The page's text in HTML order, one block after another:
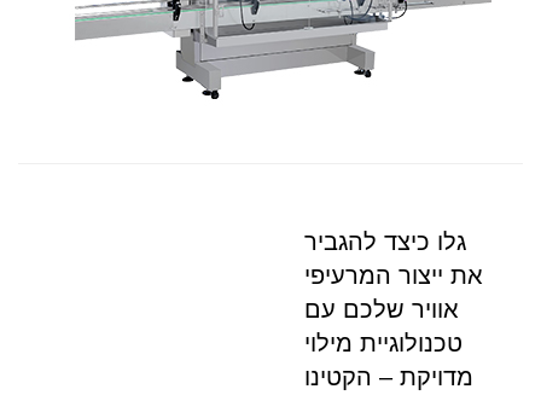
גלו כיצד להגביר
את ייצור המרעיפי
אוויר שלכם עם
טכנולוגיית מילוי
מדויקת – הקטינו